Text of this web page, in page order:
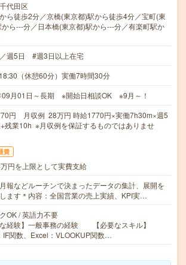
代田区
ら徒歩2分／京橋(東京都)駅から徒歩4分／宝町(東
ら---分／日本橋(東京都)駅から---分／有楽町駅か
週5日 #週3日以上在宅
（休憩60分）実働7時間30分
09月01日～長期 ※開始日相談OK ※9月～！
円 月収例 28万円 時給1770円×実働7h30m×週5
残業10h ※月収例を保証するものではありませ
費
円を上限として実費支給
報などルーチンで決まったデータの集計、展開を
ます＊内容：全国営業の売上実績、KPI実…
OK / 英語力不要
な経験】一般事務の経験 【必要なスキル】
IF関数、Excel：VLOOKUP関数…